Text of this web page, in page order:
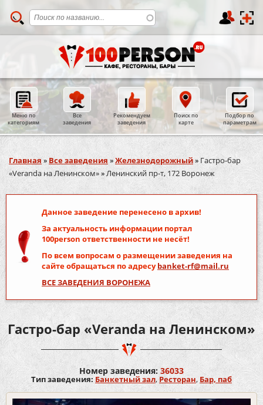
Меню по
категориям
Все
заведения
Рекомендуем
заведения
Поиск по
карте
Подбор по
параметрам
Вы здесь
Главная » Все заведения »Железнодорожный» Гастро-бар
«Veranda на Ленинском»»Ленинский пр-т, 172 Воронеж
Данное заведение перенесено в архив!
За актуальность информации портал
100person ответственности не несёт!
По всем вопросам о размещении заведения на
сайте обращаться по адресуbanket-rf@mail.ru
ВСЕ ЗАВЕДЕНИЯ ВОРОНЕЖА
Гастро-бар «Veranda на Ленинском»
Номер заведения: 36033
Тип заведения: Банкетный зал,Ресторан, Бар, паб